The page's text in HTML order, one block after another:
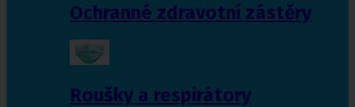
Ochranné zdravotní zástěry
Roušky a respirátory